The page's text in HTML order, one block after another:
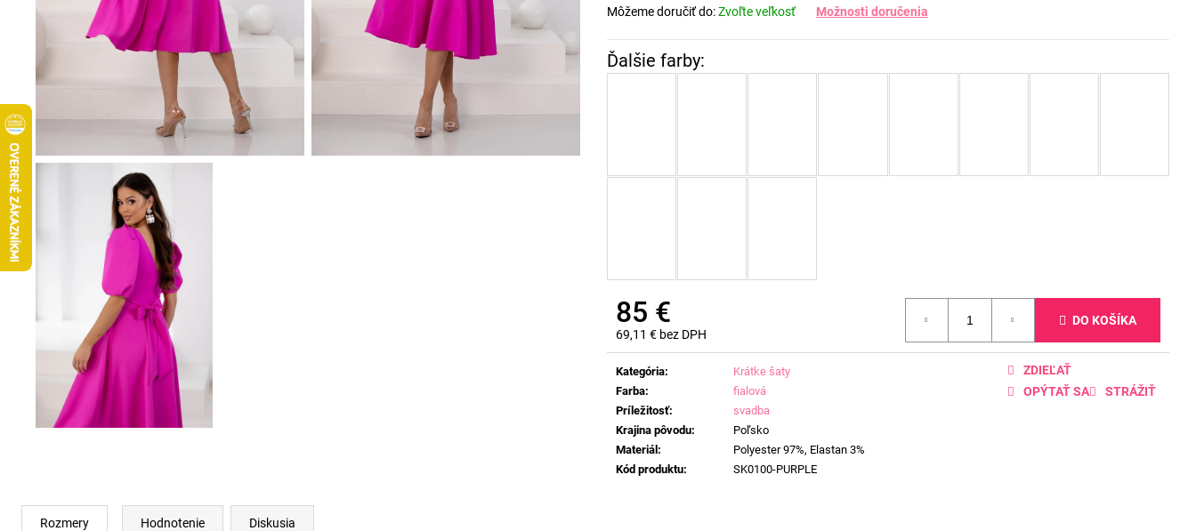
Môžeme doručiť do:Zvoľte veľkosť Možnosti doručenia
85 €
69,11 € bez DPH
Jednotková
cena:
DO KOŠÍKA
Kategória:
Krátke šaty
Farba:
fialová
Príležitosť:
svadba
Krajina pôvodu:
Poľsko
Materiál:
Polyester 97%, Elastan 3%
Kód produktu: SK0100-PURPLE
OPÝTAŤ SA STRÁŽIŤ
ZDIEĽAŤ
Rozmery Hodnotenie Diskusia